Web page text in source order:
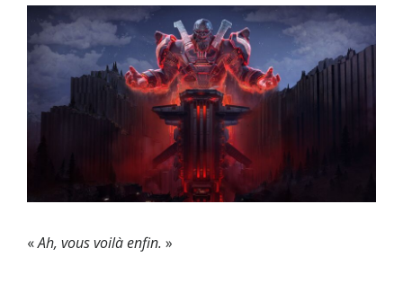
«Ah, vous voilà enfin. »